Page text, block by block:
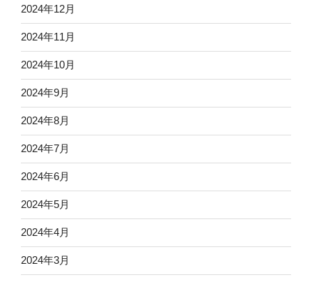
2024年12月
2024年11月
2024年10月
2024年9月
2024年8月
2024年7月
2024年6月
2024年5月
2024年4月
2024年3月